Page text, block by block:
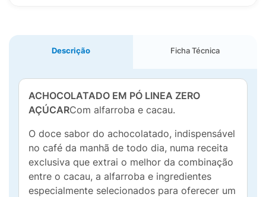
Descrição Ficha Técnica
ACHOCOLATADO EM PÓ LINEA ZERO
AÇÚCARCom alfarroba e cacau.
O doce sabor do achocolatado, indispensável
no café da manhã de todo dia, numa receita
exclusiva que extrai o melhor da combinação
entre o cacau, a alfarroba e ingredientes
especialmente selecionados para oferecer um